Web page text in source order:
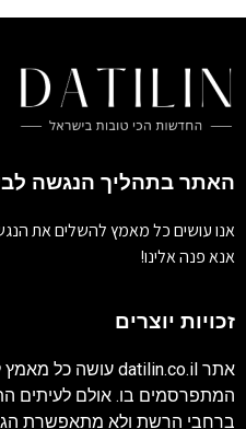
האתר בתהליך הנגשה
אנו עושים כל מאמץ להשלים את
אנא פנה אלינו!
זכויות יוצרים
אתר datilin.co.il עושה כל מאמץ
המתפרסמים בו. אולם לעיתים
ברחבי הרשת ולא מתאפשרת